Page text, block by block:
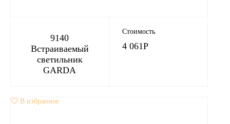
9140
Встраиваемый
светильник
GARDA
Стоимость
4 061Р
В избранное